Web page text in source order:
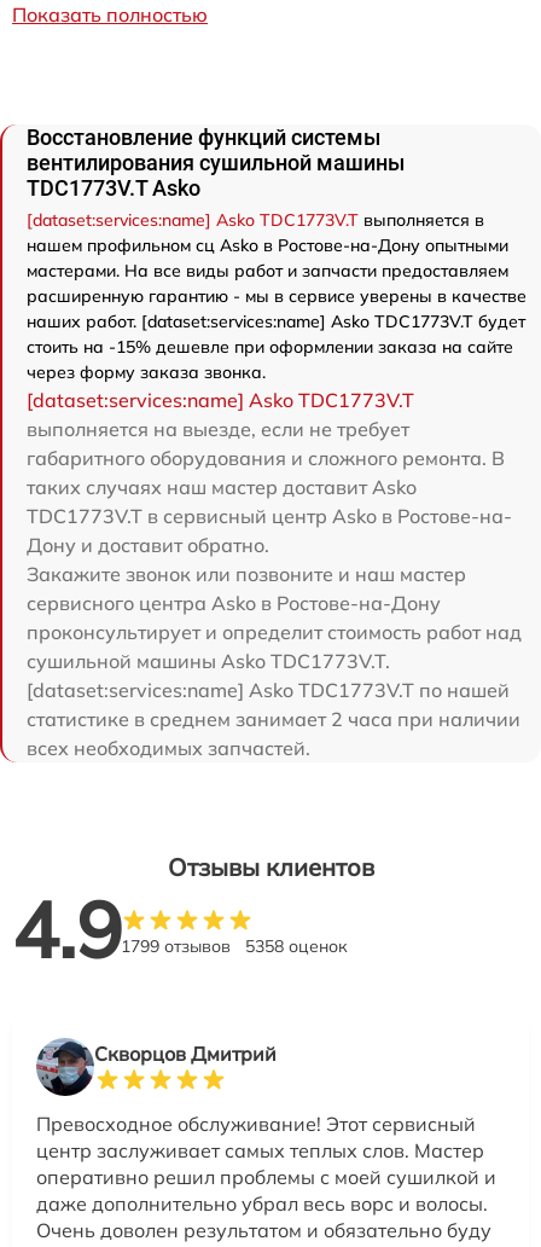
Показать полностью
Восстановление функций системы
вентилирования сушильной машины
TDC1773V.T Asko
[dataset:services:name] Asko TDC1773V.T выполняется в
нашем профильном сц Asko в Ростове-на-Дону опытными
мастерами. На все виды работ и запчасти предоставляем
расширенную гарантию - мы в сервисе уверены в качестве
наших работ. [dataset:services:name] Asko TDC1773V.T будет
стоить на -15% дешевле при оформлении заказа на сайте
через форму заказа звонка.
[dataset:services:name] Asko TDC1773V.T
выполняется на выезде, если не требует
габаритного оборудования и сложного ремонта. В
таких случаях наш мастер доставит Asko
TDC1773V.T в сервисный центр Asko в Ростове-на-
Дону и доставит обратно.
Закажите звонок или позвоните и наш мастер
сервисного центра Asko в Ростове-на-Дону
проконсультирует и определит стоимость работ над
сушильной машины Asko TDC1773V.T.
[dataset:services:name] Asko TDC1773V.T по нашей
статистике в среднем занимает 2 часа при наличии
всех необходимых запчастей.
Отзывы клиентов
4.91799 отзывов 5358 оценок
Скворцов Дмитрий
Превосходное обслуживание! Этот сервисный
центр заслуживает самых теплых слов. Мастер
оперативно решил проблемы с моей сушилкой и
даже дополнительно убрал весь ворс и волосы.
Очень доволен результатом и обязательно буду